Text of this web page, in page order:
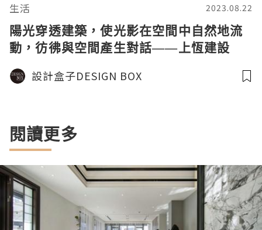
生活 2023.08.22
陽光穿透建築，使光影在空間中自然地流
動，彷彿與空間產生對話——上恆建設
《美的總和》榮獲2023芬蘭Arch Design
Award 設計大獎 - 銀獎
設計盒子DESIGN BOX
閱讀更多